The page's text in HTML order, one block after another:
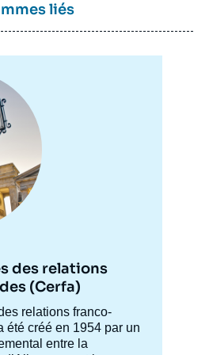
liés
des relations
(Cerfa)
relations franco-
été créé en 1954 par un
entre la